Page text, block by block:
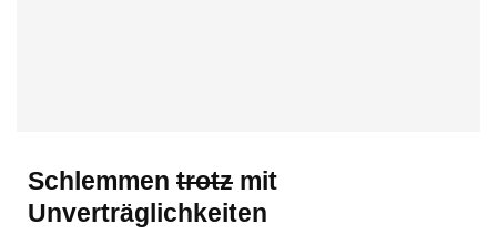
Schlemmen trotz mit
Unverträglichkeiten